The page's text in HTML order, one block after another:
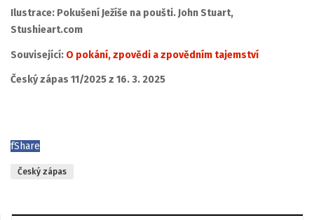
Ilustrace: Pokušení Ježíše na poušti. John Stuart,
Stushieart.com
Související: O pokání, zpovědi a zpovědním tajemství
Český zápas 11/2025 z 16. 3. 2025
fShare
Český zápas